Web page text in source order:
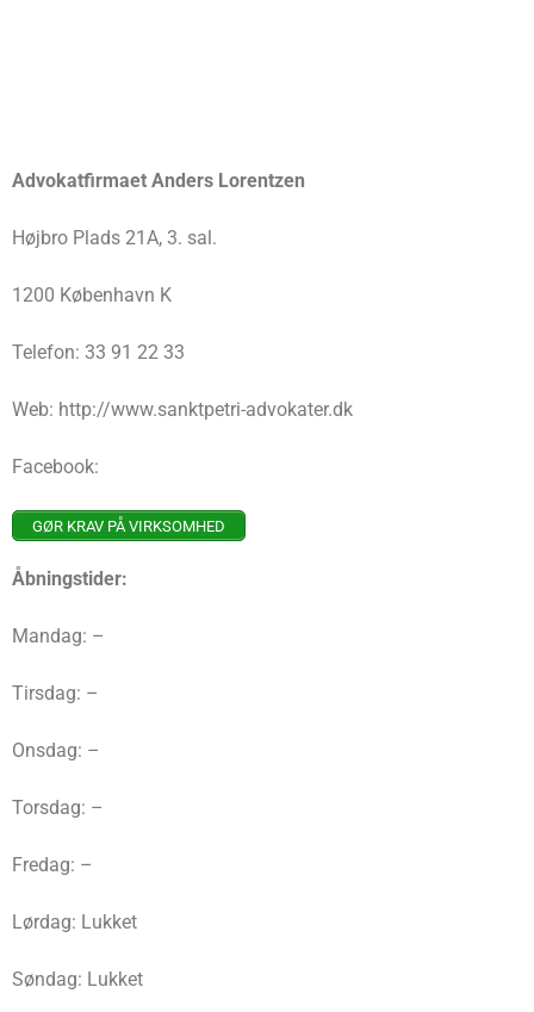
Advokatfirmaet Anders Lorentzen
Højbro Plads 21A, 3. sal.
1200 København K
Telefon: 33 91 22 33
Web: http://www.sanktpetri-advokater.dk
Facebook:
GØR KRAV PÅ VIRKSOMHED
Åbningstider:
Mandag: –
Tirsdag: –
Onsdag: –
Torsdag: –
Fredag: –
Lørdag: Lukket
Søndag: Lukket